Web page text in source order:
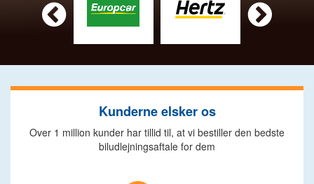
 
Kunderne elsker os
Over 1 million kunder har tillid til, at vi bestiller den bedste
biludlejningsaftale for dem